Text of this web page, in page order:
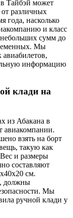
Тайбэй может
от различных
года, насколько
и класс
сумм до
Мы
информацию
клади на
из Абакана в
авиакомпании.
взять на борт
такую как
и размеры
составляют
см.
должны
Мы
ручной клади у